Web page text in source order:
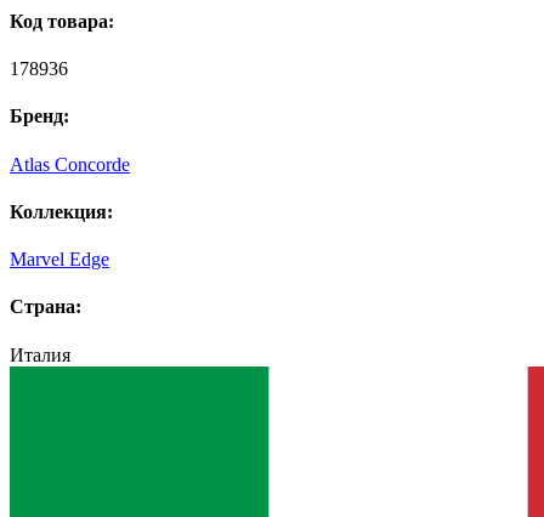
Код товара:
178936
Бренд:
Atlas Concorde
Коллекция:
Marvel Edge
Страна:
Италия